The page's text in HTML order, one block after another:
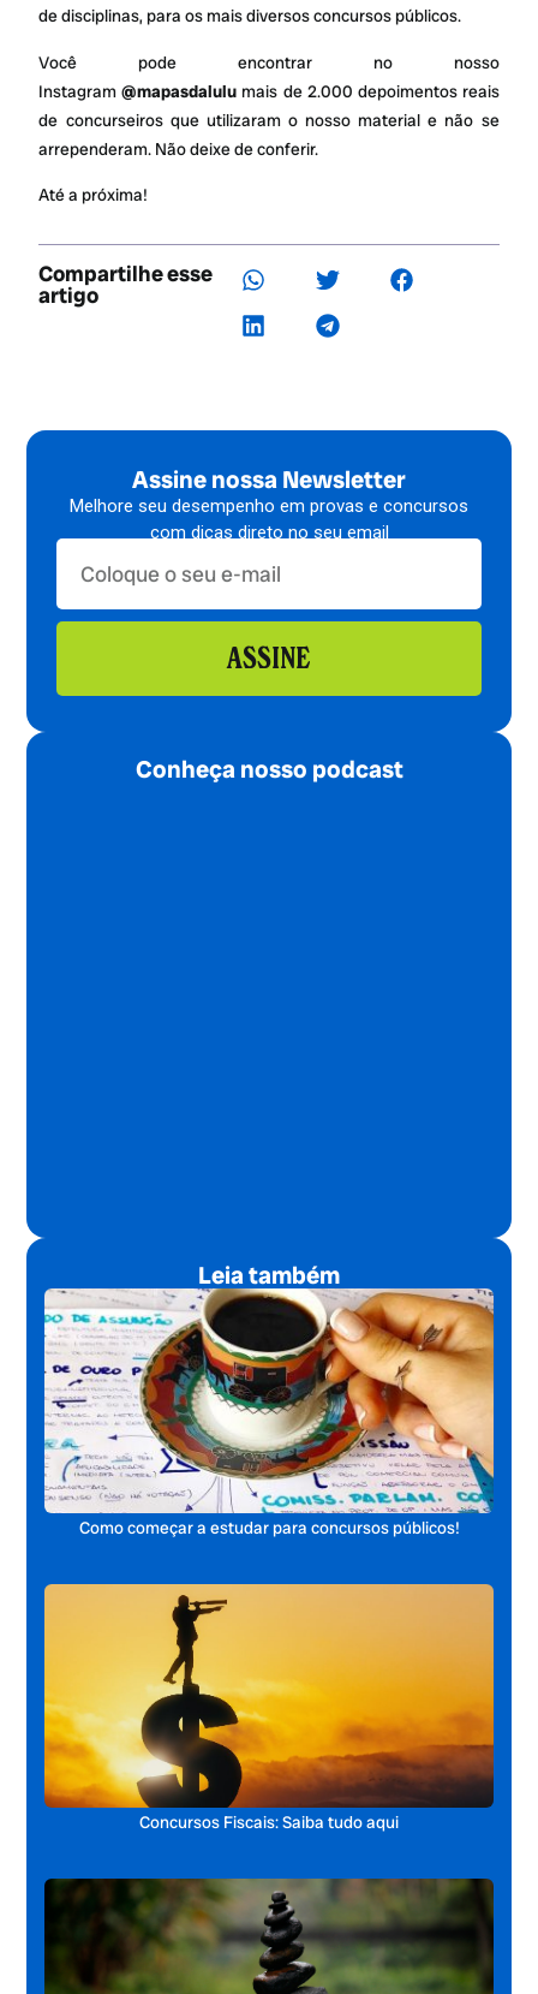
de disciplinas, para os mais diversos concursos públicos.
Você pode encontrar no nosso
Instagram@mapasdalulu mais de 2.000 depoimentos reais
de concurseiros que utilizaram o nosso material e não se
arrependeram. Não deixe de conferir.
Até a próxima!
Compartilhe esse
artigo
Assine nossa Newsletter
Melhore seu desempenho em provas e concursos
com dicas direto no seu email
ASSINE
Conheça nosso podcast
Leia também
Como começar a estudar para concursos públicos!
Concursos Fiscais: Saiba tudo aqui